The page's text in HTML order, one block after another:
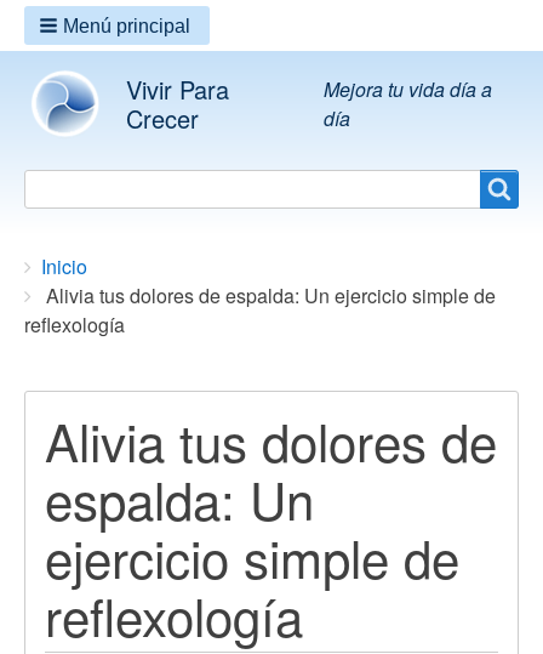
Vivir Para
Crecer
Mejora tu vida día a
día
Search
Menú principal
Breadcrumbs
You
are
here:
Inicio
Alivia tus dolores de espalda: Un ejercicio simple de
reflexología
Alivia tus dolores de
espalda: Un
ejercicio simple de
reflexología